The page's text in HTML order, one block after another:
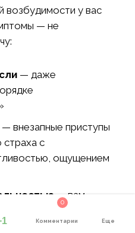
возбудимости у вас
— не
— даже
— внезапные приступы
с
ощущением
— вам
говорят о вас, что
голову вставляют
Комментарии
0
Еще